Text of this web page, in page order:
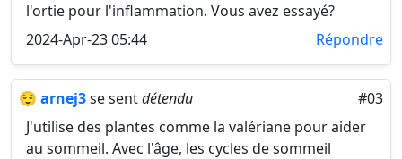
l'ortie pour l'inflammation. Vous avez essayé?
2024-Apr-23 05:44
Répondre
😌 arnej3se sentdétendu
#03
J'utilise des plantes comme la valériane pour aider
au sommeil. Avec l'âge, les cycles de sommeil